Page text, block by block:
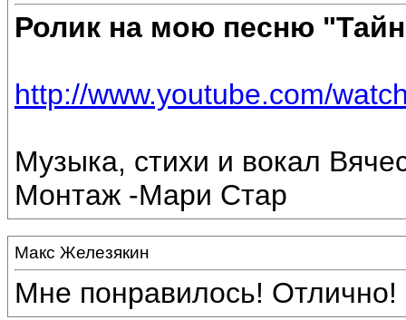
Ролик на мою песню
http://www.youtube.com/
Музыка, стихи и вокал
Монтаж -Мари Стар
Макс Железякин
Мне понравилось!